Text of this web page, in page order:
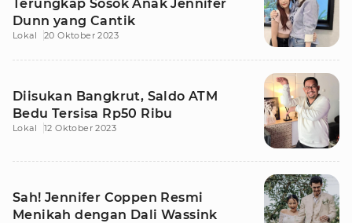
Terungkap Sosok Anak Jennifer
Dunn yang Cantik
Lokal 20 Oktober 2023
Diisukan Bangkrut, Saldo ATM
Bedu Tersisa Rp50 Ribu
Lokal 12 Oktober 2023
Sah! Jennifer Coppen Resmi
Menikah dengan Dali Wassink